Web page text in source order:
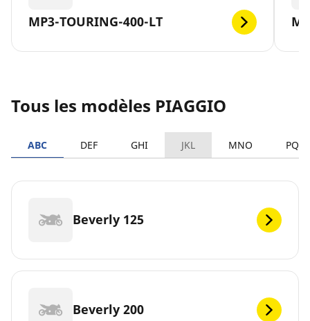
MP3-TOURING-400-LT
Tous les modèles PIAGGIO
ABC DEF GHI JKL MNO PQRS
Beverly 125
Beverly 200